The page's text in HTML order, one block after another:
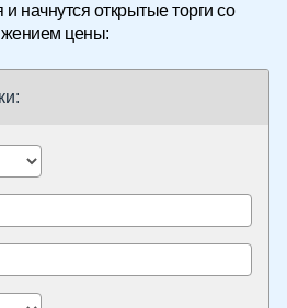
начнутся открытые торги со
цены: